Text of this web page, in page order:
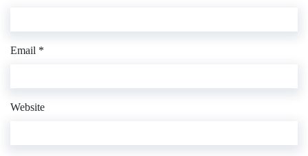
Email *
Website